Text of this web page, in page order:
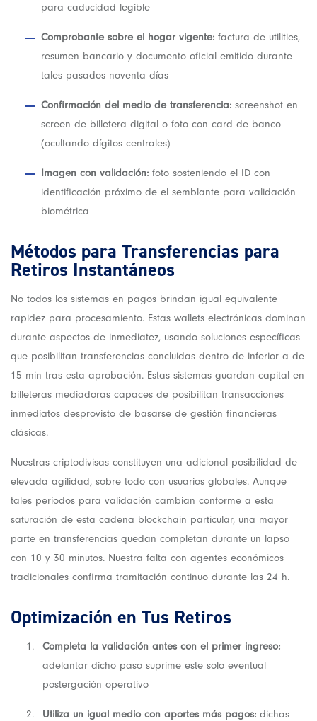
para caducidad legible
Comprobante sobre el hogar vigente:factura de utilities,
resumen bancario y documento oficial emitido durante
tales pasados noventa días
Confirmación del medio de transferencia:screenshot en
screen de billetera digital o foto con card de banco
(ocultando dígitos centrales)
Imagen con validación:foto sosteniendo el ID con
identificación próximo de el semblante para validación
biométrica
Métodos para Transferencias para
Retiros Instantáneos
No todos los sistemas en pagos brindan igual equivalente
rapidez para procesamiento. Estas wallets electrónicas dominan
durante aspectos de inmediatez, usando soluciones específicas
que posibilitan transferencias concluidas dentro de inferior a de
15 min tras esta aprobación. Estas sistemas guardan capital en
billeteras mediadoras capaces de posibilitan transacciones
inmediatos desprovisto de basarse de gestión financieras
clásicas.
Nuestras criptodivisas constituyen una adicional posibilidad de
elevada agilidad, sobre todo con usuarios globales. Aunque
tales períodos para validación cambian conforme a esta
saturación de esta cadena blockchain particular, una mayor
parte en transferencias quedan completan durante un lapso
con 10 y 30 minutos. Nuestra falta con agentes económicos
tradicionales confirma tramitación continuo durante las 24 h.
Optimización en Tus Retiros
Completa la validación antes con el primer ingreso:
adelantar dicho paso suprime este solo eventual
postergación operativo
Utiliza un igual medio con aportes más pagos: dichas